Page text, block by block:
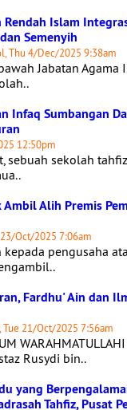
Rendah Islam
Semenyih
Thu 4/Dec/2025 9:38am
Jabatan Agama
Infaq Sumbangan
12:50pm
sebuah sekolah
Alih Premis
Oct/2025 7:06am
pengusaha
Fardhu' Ain dan
Tue 21/Oct/2025 7:56am
Rusydi bin..
yang
Tahfiz, Pusat